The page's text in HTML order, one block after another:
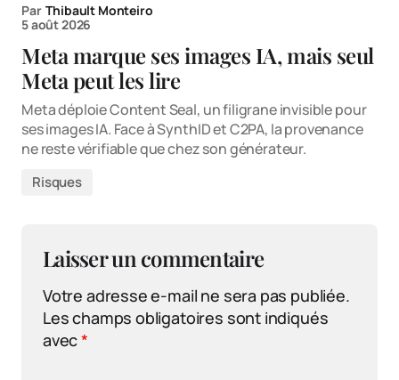
Par Thibault Monteiro
5 août 2026
Meta marque ses images IA, mais seul
Meta peut les lire
Meta déploie Content Seal, un filigrane invisible pour
ses images IA. Face à SynthID et C2PA, la provenance
ne reste vérifiable que chez son générateur.
Risques
Laisser un commentaire
Votre adresse e-mail ne sera pas publiée.
Les champs obligatoires sont indiqués
avec*